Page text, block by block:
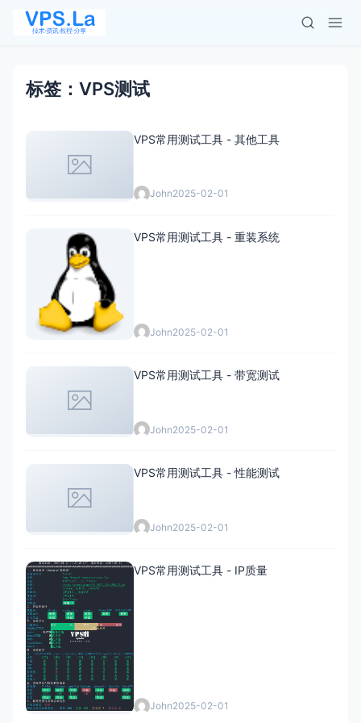
标签：VPS测试
VPS常用测试工具 - 其他工具
John2025-02-01
VPS常用测试工具 - 重装系统
John2025-02-01
VPS常用测试工具 - 带宽测试
John2025-02-01
VPS常用测试工具 - 性能测试
John2025-02-01
VPS常用测试工具 - IP质量
John2025-02-01